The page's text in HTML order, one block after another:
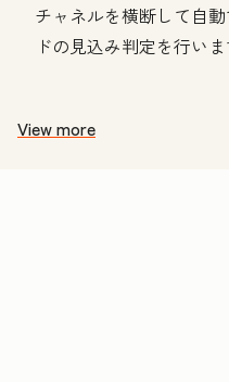
チャネルを横断して自
ドの見込み判定を行いま
View more